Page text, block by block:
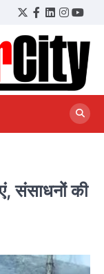
Twitter
Facebook
LinkedIn
संसाधनों की